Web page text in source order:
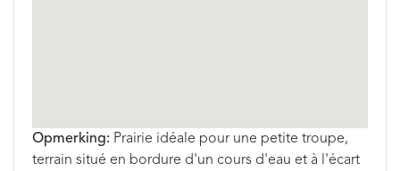
Opmerking: Prairie idéale pour une petite troupe,
terrain situé en bordure d'un cours d'eau et à l'écart